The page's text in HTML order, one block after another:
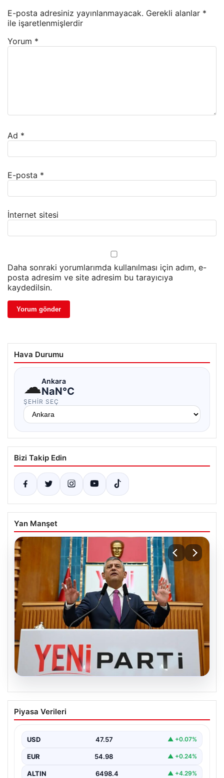
E-posta adresiniz yayınlanmayacak. Gerekli alanlar *
ile işaretlenmişlerdir
Yorum *
Ad *
E-posta *
İnternet sitesi
Daha sonraki yorumlarımda kullanılması için adım, e-
posta adresim ve site adresim bu tarayıcıya
kaydedilsin.
Hava Durumu
☁Ankara
NaN°C
ŞEHIR SEÇ
Bizi Takip Edin
Yan Manşet
Özgür Özel’den Türkiye’nin Tüm
Demokratlarına Yeni Parti Çağrısı
Meclis’te gerçekleştirdiği ilk grup toplantısında önemli
açıklamalarda…
Piyasa Verileri
USD 47.57 ▲ +0.07%
EUR 54.98 ▲ +0.24%
ALTIN 6498.4 ▲ +4.29%